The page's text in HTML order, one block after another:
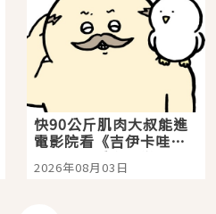
快90公斤肌肉大叔能進
電影院看《吉伊卡哇》
嗎？日本重金屬樂團
「打首」會長與nagano
2026年08月03日